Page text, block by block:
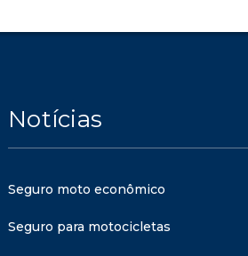
Notícias
Seguro moto econômico
Seguro para motocicletas